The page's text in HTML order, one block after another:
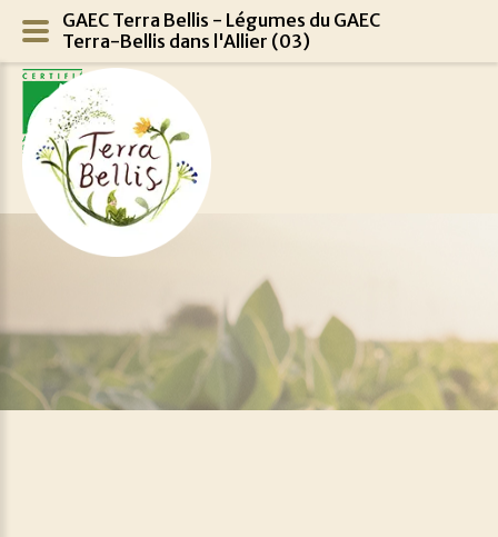
GAEC Terra Bellis - Légumes du GAEC
Terra-Bellis dans l'Allier (03)